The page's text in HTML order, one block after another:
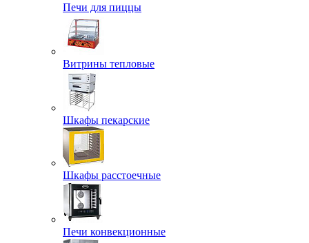
Печи для пиццы
Витрины тепловые
Шкафы пекарские
Шкафы расстоечные
Печи конвекционные